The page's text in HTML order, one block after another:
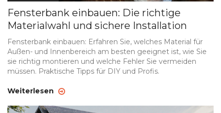
Fensterbank einbauen: Die richtige
Materialwahl und sichere Installation
Fensterbank einbauen: Erfahren Sie, welches Material für
Außen- und Innenbereich am besten geeignet ist, wie Sie
sie richtig montieren und welche Fehler Sie vermeiden
müssen. Praktische Tipps für DIY und Profis.
Weiterlesen